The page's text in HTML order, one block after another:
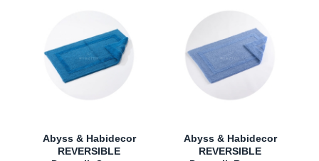
do koszyka
Abyss & Habidecor
REVERSIBLE
Abyss & Habidecor
REVERSIBLE